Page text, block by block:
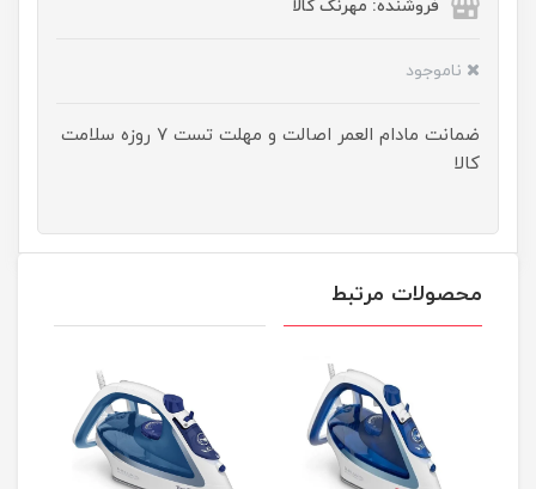
فروشنده: مهرنگ کالا
ناموجود
ضمانت مادام العمر اصالت و مهلت تست ۷ روزه سلامت
کالا
محصولات مرتبط